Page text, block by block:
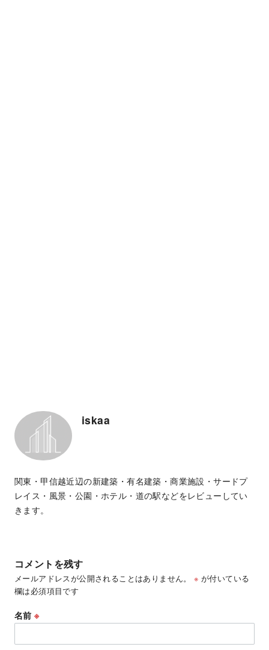
iskaa
関東・甲信越近辺の新建築・有名建築・商業施設・サードプ
レイス・風景・公園・ホテル・道の駅などをレビューしてい
きます。
コメントを残す
メールアドレスが公開されることはありません。 ※ が付いている
欄は必須項目です
名前※